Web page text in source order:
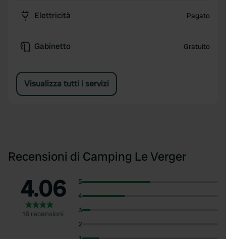
Elettricità Pagato
Gabinetto Gratuito
Visualizza tutti i servizi
Recensioni di Camping Le Verger
4.06
16 recensioni
5
4
3
2